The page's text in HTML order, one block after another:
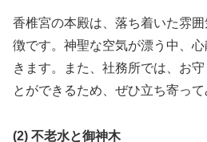
香椎宮の本殿は、落ち着いた雰
徴です。神聖な空気が漂う中、
きます。また、社務所では、お
とができるため、ぜひ立ち寄って
(2) 不老水と御神木